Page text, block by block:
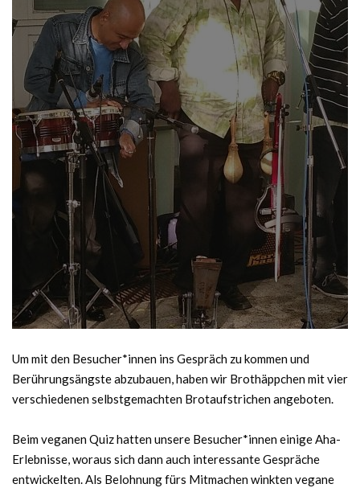
Um mit den Besucher*innen ins Gespräch zu kommen und
Berührungsängste abzubauen, haben wir Brothäppchen mit vier
verschiedenen selbstgemachten Brotaufstrichen angeboten.
Beim veganen Quiz hatten unsere Besucher*innen einige Aha-
Erlebnisse, woraus sich dann auch interessante Gespräche
entwickelten. Als Belohnung fürs Mitmachen winkten vegane